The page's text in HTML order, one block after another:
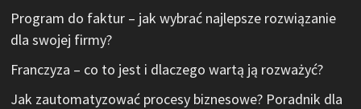
Program do faktur – jak wybrać najlepsze rozwiązanie
dla swojej firmy?
Franczyza – co to jest i dlaczego wartą ją rozważyć?
Jak zautomatyzować procesy biznesowe? Poradnik dla